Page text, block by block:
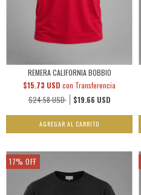
REMERA CALIFORNIA BOBBIO
$24.58 USD $19.66 USD
$15.73 USD con Transferencia
AGREGAR AL CARRITO
17% OFF